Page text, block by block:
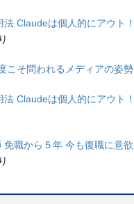
法 Claudeは個人的にアウト！
こそ問われるメディアの姿勢
法 Claudeは個人的にアウト！
免職から５年 今も復職に意欲